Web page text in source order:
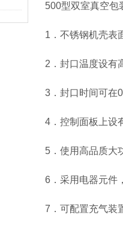
500型双室真空包
1．不锈钢机壳表
2．封口温度设有
3．封口时间可在
4．控制面板上设
5．使用高品质大
6．采用电器元件
7．可配置充气装